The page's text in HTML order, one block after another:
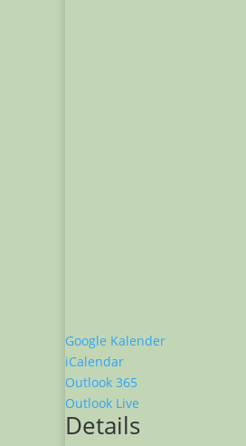
Google Kalender
iCalendar
Outlook 365
Outlook Live
Details